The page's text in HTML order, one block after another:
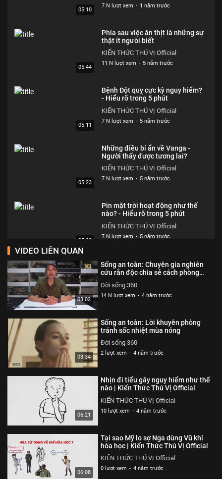
05:10
7 N lượt xem - 1 năm trước
05:44
Phía sau việc ăn thịt là những sự
thật ít người biết
KIẾN THỨC THÚ VỊ Official
11 N lượt xem - 5 năm trước
05:11
Bệnh Đột quỵ cực kỳ nguy hiểm?
- Hiểu rõ trong 5 phút
KIẾN THỨC THÚ VỊ Official
7 N lượt xem - 5 năm trước
05:23
Những điều bí ẩn về Vanga -
Người thấy được tương lai?
KIẾN THỨC THÚ VỊ Official
7 N lượt xem - 5 năm trước
05:22
Pin mặt trời hoạt động như thế
nào? - Hiểu rõ trong 5 phút
KIẾN THỨC THÚ VỊ Official
7 N lượt xem - 5 năm trước
05:01
Trung Quốc tham vọng chế tạo
mặt trời nhân tạo làm gì?
KIẾN THỨC THÚ VỊ Official
7 N lượt xem 5 năm trước
05:39
Mã nhị phân là gì? Tại sao có thể
lưu hình ảnh với các con số
KIẾN THỨC THÚ VỊ Official
7 N lượt xem - 5 năm trước
05:33
Nguyên lý hoạt động của Bom
Nguyên tử? - Giải thích siêu dễ
hiểu
KIẾN THỨC THÚ VỊ Official
7 N lượt xem - 5 năm trước
05:26
Việt Nam thật kỳ lạ
KIẾN THỨC THÚ VỊ Official
8 N lượt xem - 5 năm trước
VIDEO LIÊN QUAN
08:02
Sống an toàn: Chuyên gia nghiên
cứu rắn độc chia sẻ cách phòng
Đời sống 360
14 N lượt xem - 4 năm trước
03:34
Sống an toàn: Lời khuyên phòng
tránh sốc nhiệt mùa nóng
Đời sống 360
2 lượt xem - 4 năm trước
06:21
Nhịn đi tiểu gây nguy hiểm như thế
nào | Kiến Thức Thú Vị Official
KIẾN THỨC THÚ VỊ Official
10 lượt xem - 4 năm trước
06:08
Tại sao Mỹ lo sợ Nga dùng Vũ khí
hóa học | Kiến Thức Thú Vị Official
KIẾN THỨC THÚ VỊ Official
0 lượt xem - 4 năm trước